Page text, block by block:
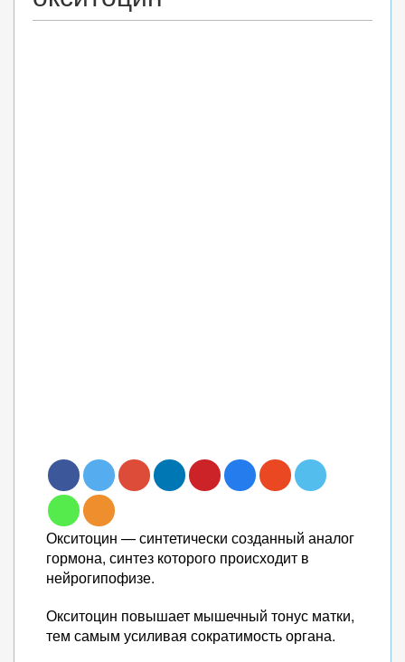
Окситоцин — синтетически созданный аналог
гормона, синтез которого происходит в
нейрогипофизе.
Окситоцин повышает мышечный тонус матки,
тем самым усиливая сократимость органа.